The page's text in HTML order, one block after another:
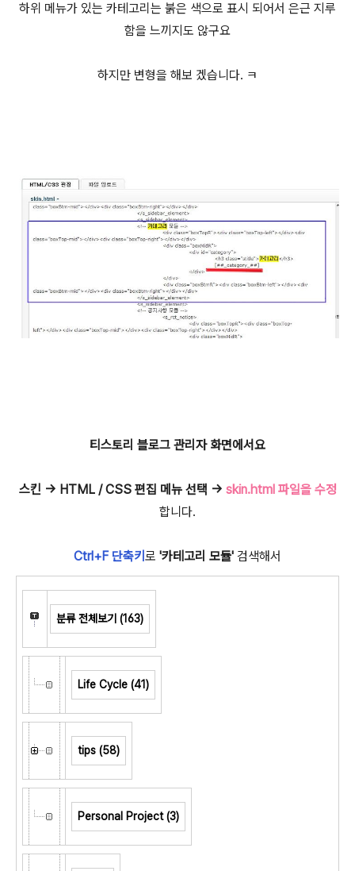
하위 메뉴가 있는 카테고리는 붉은 색으로 표시 되어서 은근 지루
함을 느끼지도 않구요
하지만 변형을 해보 겠습니다. ㅋ
티스토리 블로그 관리자 화면에서요
스킨 -> HTML / CSS 편집 메뉴 선택 -> skin.html 파일을 수정
합니다.
Ctrl+F 단축키 로 '카테고리 모듈' 검색해서
분류 전체보기 (163)
Life Cycle (41)
tips (58)
Personal Project(3)